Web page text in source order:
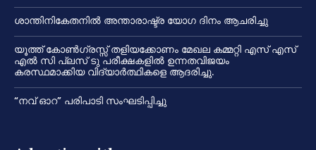
ശാന്തിനികേതനിൽ അന്താരാഷ്ട്ര യോഗ ദിനം ആചരിച്ചു
യൂത്ത് കോൺഗ്രസ്സ് തളിയക്കോണം മേഖല കമ്മറ്റി എസ് എസ്
എൽ സി പ്ലസ് ടു പരീക്ഷകളിൽ ഉന്നതവിജയം
കരസ്ഥമാക്കിയ വിദ്യാർത്ഥികളെ ആദരിച്ചു.
“നവ് ഓറ” പരിപാടി സംഘടിപ്പിച്ചു